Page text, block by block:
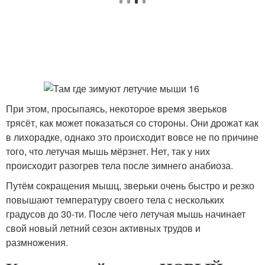
При этом, просыпаясь, некоторое время зверьков
трясёт, как может показаться со стороны. Они дрожат как
в лихорадке, однако это происходит вовсе не по причине
того, что летучая мышь мёрзнет. Нет, так у них
происходит разогрев тела после зимнего анабиоза.
Путём сокращения мышц, зверьки очень быстро и резко
повышают температуру своего тела с нескольких
градусов до 30-ти. После чего летучая мышь начинает
свой новый летний сезон активных трудов и
размножения.